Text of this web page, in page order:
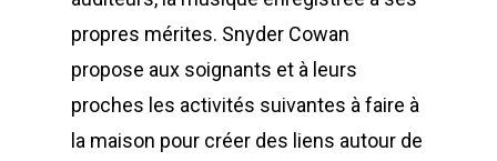
propres mérites. Snyder Cowan
propose aux soignants et à leurs
proches les activités suivantes à faire à
la maison pour créer des liens autour de